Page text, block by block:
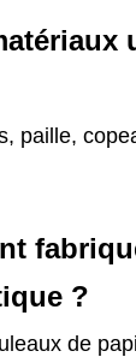
paille,
?
de